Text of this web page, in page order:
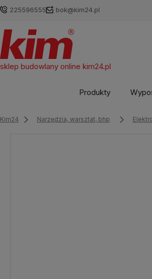
225596555 bok@kim24.pl
sklep budowlany online kim24.pl
Produkty
Kim24 Narzędzia, warsztat, bhp